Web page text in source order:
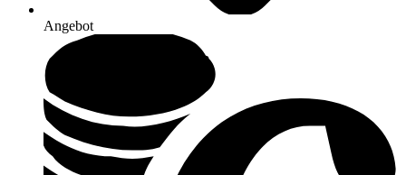
Angebot